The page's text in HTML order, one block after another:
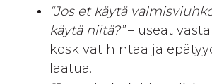
“Jos et käytä
käytä niitä?”– useat
koskivat hintaa ja
laatua.